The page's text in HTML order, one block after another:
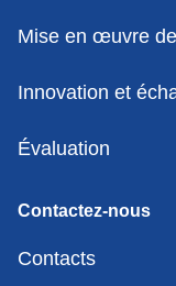
Mise en œuvre
Innovation et
Évaluation
Contactez-nous
Contacts